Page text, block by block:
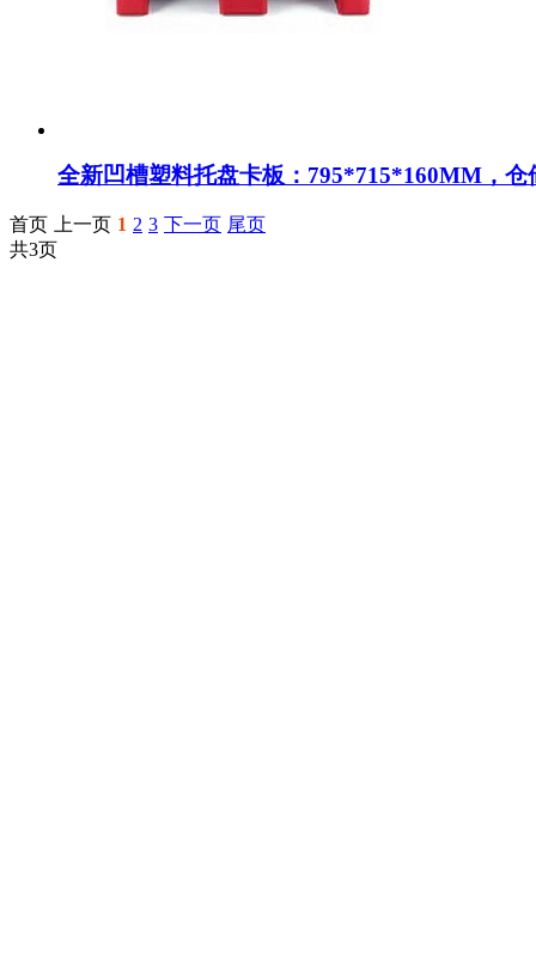
全新凹槽塑料托盘卡板：795*715*160MM，仓
首页 上一页 1 2 3 下一页 尾页
共3页